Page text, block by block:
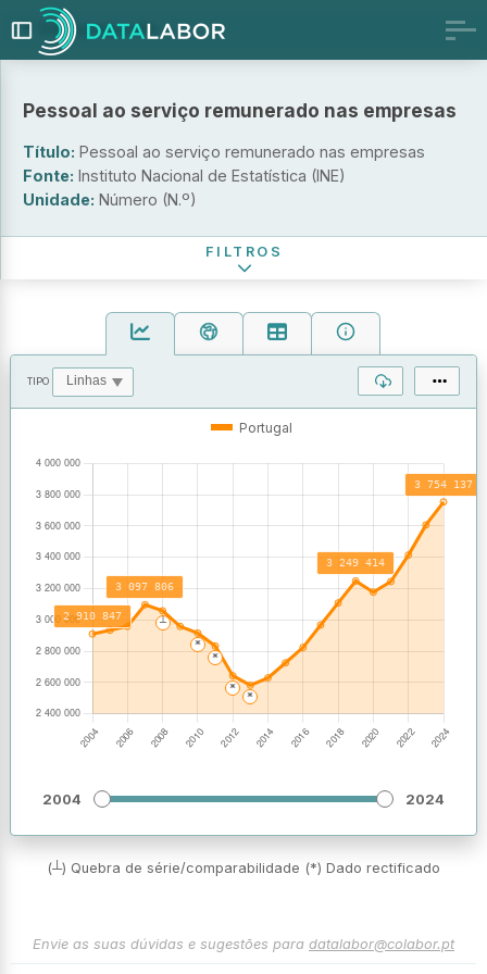
TIPO
Portugal
2004 2024
(┴) Quebra de série/comparabilidade (*) Dado rectificado
Envie as suas dúvidas e sugestões para datalabor@colabor.pt
Pessoal ao serviço remunerado nas empresas
Título: Pessoal ao serviço remunerado nas empresas
Fonte: Instituto Nacional de Estatística (INE)
Unidade: Número (N.º)
Desagregação
Atividade económica (Subclasse - CAE Rev. 3)
FILTROS